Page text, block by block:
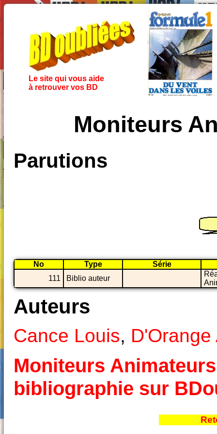
Le site qui vous aide
à retrouver vos BD
Moniteurs
Parutions
No Type
Série
111
Biblio auteur
Auteurs
Cance Louis, D'Orange
Moniteurs
bibliographie sur